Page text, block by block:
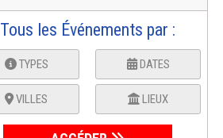
Tous les Événements par :
TYPES DATES
VILLES LIEUX